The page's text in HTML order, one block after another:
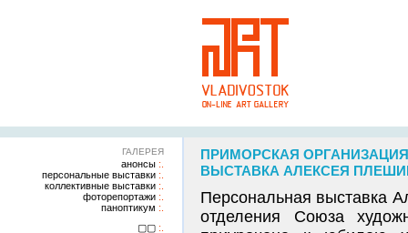
ГАЛЕРЕЯ
анонсы
персональные выставки
коллективные выставки
фоторепортажи
паноптикум
▢▢
ПРИМОРСКАЯ
ВЫСТАВКА АЛЕКСЕЯ
Персональная выставка
отделения Союза